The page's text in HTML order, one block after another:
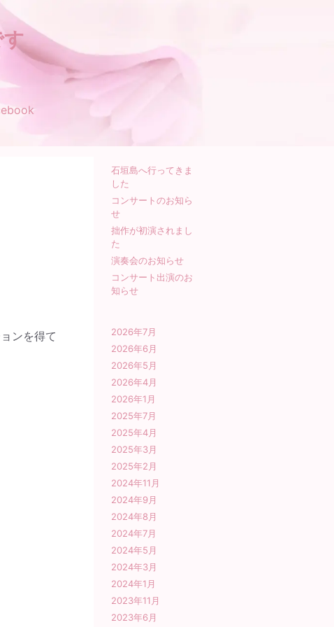
ンを得て
石垣島へ行ってきま
した
コンサートのお知ら
せ
拙作が初演されまし
た
演奏会のお知らせ
コンサート出演のお
知らせ
2026年7月
2026年6月
2026年5月
2026年4月
2026年1月
2025年7月
2025年4月
2025年3月
2025年2月
2024年11月
2024年9月
2024年8月
2024年7月
2024年5月
2024年3月
2024年1月
2023年11月
2023年6月